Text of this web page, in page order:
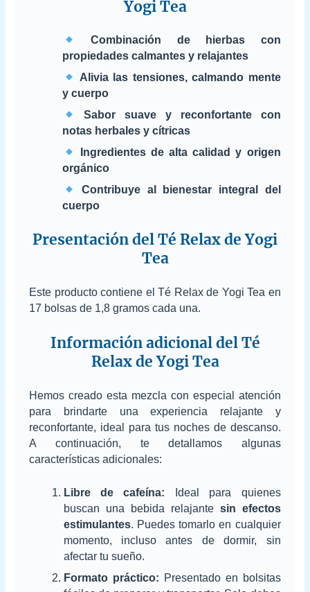
Yogi Tea
Combinación de hierbas con
propiedades calmantes y relajantes
Alivia las tensiones, calmando mente
y cuerpo
Sabor suave y reconfortante con
notas herbales y cítricas
Ingredientes de alta calidad y origen
orgánico
Contribuye al bienestar integral del
cuerpo
Presentación del Té Relax de Yogi
Tea
Este producto contiene el Té Relax de Yogi Tea en
17 bolsas de 1,8 gramos cada una.
Información adicional del Té
Relax de Yogi Tea
Hemos creado esta mezcla con especial atención
para brindarte una experiencia relajante y
reconfortante, ideal para tus noches de descanso.
A continuación, te detallamos algunas
características adicionales:
Libre de cafeína: Ideal para quienes
buscan una bebida relajante sin efectos
estimulantes. Puedes tomarlo en cualquier
momento, incluso antes de dormir, sin
afectar tu sueño.
Formato práctico: Presentado en bolsitas